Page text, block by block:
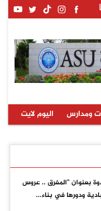
ومدارس اليوم لايت
بعنوان "المفرق .. عروس
ودورها في بناء...